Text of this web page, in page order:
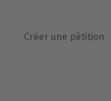
Créer une pétition